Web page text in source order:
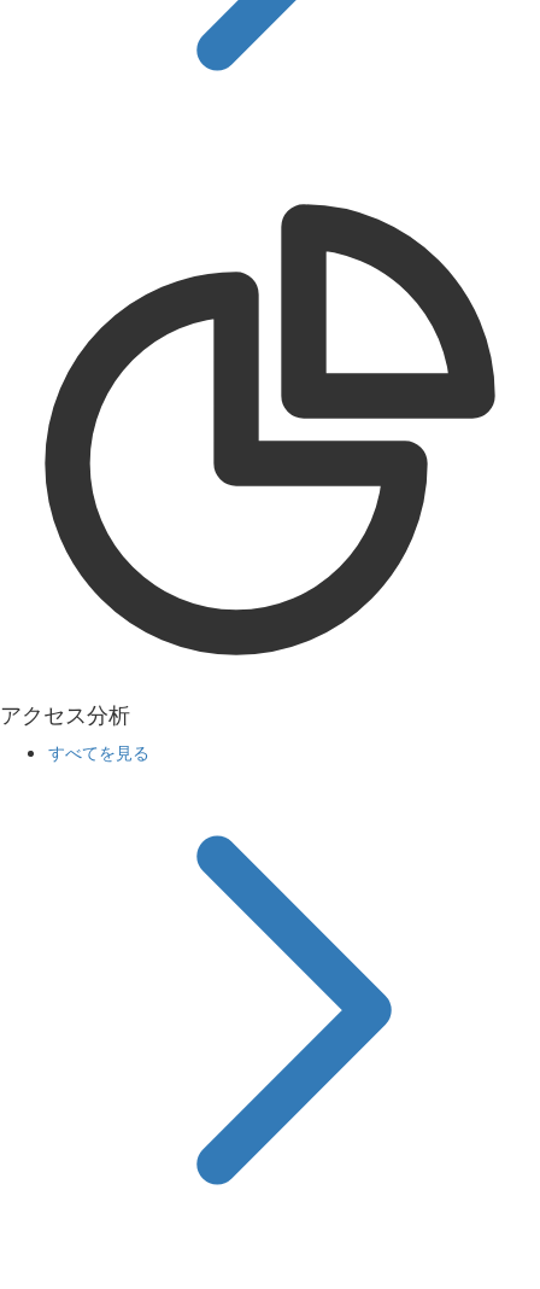
アクセス分析
すべてを見る